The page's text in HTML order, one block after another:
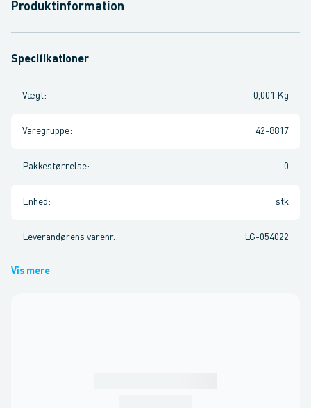
Produktinformation
Specifikationer
Vægt: 0,001 Kg
Varegruppe: 42-8817
Pakkestørrelse: 0
Enhed : stk
Leverandørens varenr. : LG-054022
Vis mere